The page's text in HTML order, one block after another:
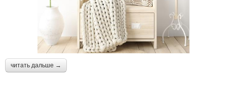
читать дальше →